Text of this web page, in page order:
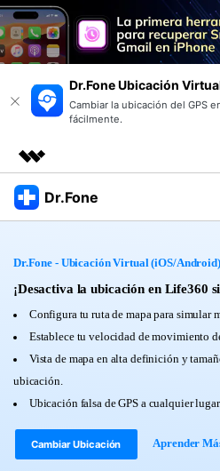
Dr.Fone Ubicación
Cambiar la ubicación del GPS
fácilmente.
Productos destacados
Soluciones
Quiénes somos
Dr.Fone
Ver Kit Completo >
Productos
Para PC
Para Celular
Más
Recursos
Descubre lo mejor de Dr.Fone
Guías
Blog
Transferencia de Datos
Desbloqueo FRP en Android
Dr.Fone - Ubicación Virtual (iOS/Android)
¡Desactiva la ubicación en Life360
Configura tu ruta de mapa para simular
Establece tu velocidad de movimiento
Vista de mapa en alta definición y
ubicación.
Ubicación falsa de GPS a cualquier
Cambiar Ubicación Aprender